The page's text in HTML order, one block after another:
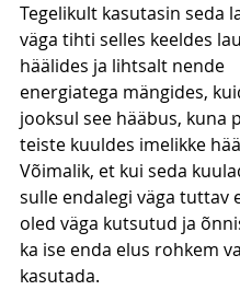
Tegelikult kasutasin seda
väga tihti selles keeldes
häälides ja lihtsalt nende
energiatega mängides,
jooksul see hääbus, kuna
teiste kuuldes imelikke
Võimalik, et kui seda
sulle endalegi väga tuttav
oled väga kutsutud ja
ka ise enda elus rohkem
kasutada.